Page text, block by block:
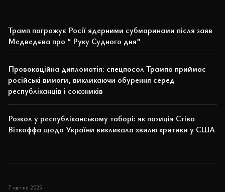
Трамп погрожує Росії ядерними субмаринами після заяв
Медведєва про “ Руку Судного дня”
Провокаційна дипломатія: спецпосол Трампа приймає
російські вимоги, викликаючи обурення серед
республіканців і союзників
Розкол у республіканському таборі: як позиція Стіва
Віткоффа щодо України викликала хвилю критики у США
7 квітня 2025